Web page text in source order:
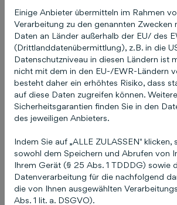
Details
COCO Local
Perfekt für kleine
Einige Anbieter übermitteln im Rahmen
Verarbeitung zu den genannten Zwecken
Daten an Länder außerhalb der EU/ des
(Drittlanddatenübermittlung), z.B. in die
Datenschutzniveau in diesen Ländern ist
nicht mit dem in den EU-/EWR-Ländern
besteht daher ein erhöhtes Risiko, dass
auf diese Daten zugreifen können.
Sicherheitsgarantien finden Sie in den
des jeweiligen Anbieters.
Indem Sie auf „ALLE ZULASSEN" klicken,
sowohl dem Speichern und Abrufen von
Ihrem Gerät (§ 25 Abs. 1 TDDDG) sowie
Datenverarbeitung für die nachfolgend
die von Ihnen ausgewählten
Abs. 1 lit. a. DSGVO).